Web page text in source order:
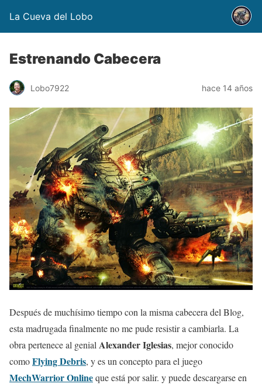
La Cueva del Lobo
Estrenando Cabecera
Lobo7922 hace 14 años
Después de muchísimo tiempo con la misma cabecera del Blog,
esta madrugada finalmente no me pude resistir a cambiarla. La
obra pertenece al genial Alexander Iglesias, mejor conocido
comoFlying Debris, y es un concepto para el juego
MechWarrior Onlineque está por salir. y puede descargarse en